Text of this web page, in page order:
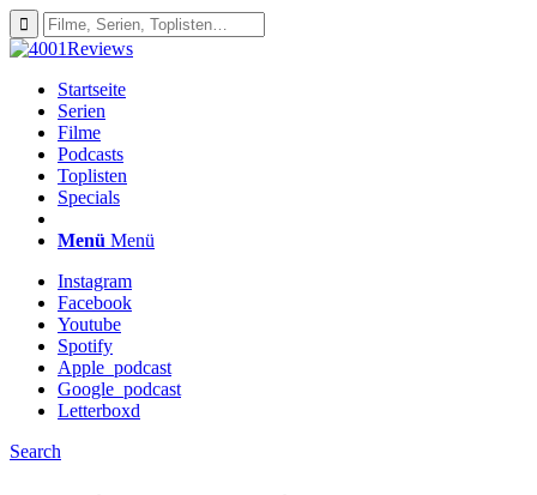
Startseite
Serien
Filme
Podcasts
Toplisten
Specials
Menü Menü
Instagram
Facebook
Youtube
Spotify
Apple_podcast
Google_podcast
Letterboxd
Search